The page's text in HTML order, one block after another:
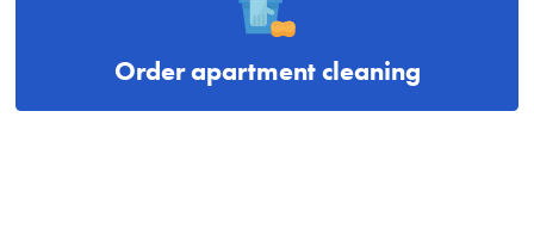
Order apartment cleaning